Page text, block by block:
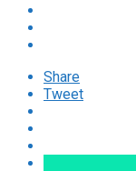
Share
Tweet